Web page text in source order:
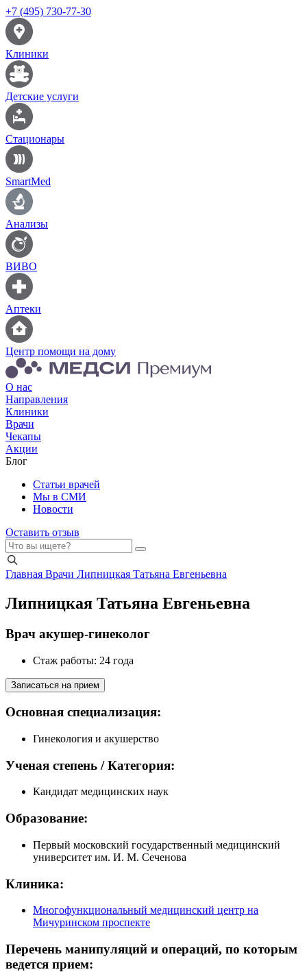
+7 (495) 730-77-30
Клиники
Детские услуги
Стационары
SmartMed
Анализы
ВИВО
Аптеки
Центр помощи на дому
О нас
Направления
Клиники
Врачи
Чекапы
Акции
Блог
Статьи врачей
Мы в СМИ
Новости
Оставить отзыв
Главная Врачи Липницкая Татьяна Евгеньевна
Липницкая Татьяна Евгеньевна
Врач акушер-гинеколог
Стаж работы: 24 года
Записаться на прием
Основная специализация:
Гинекология и акушерство
Ученая степень / Категория:
Кандидат медицинских наук
Образование:
Первый московский государственный медицинский
университет им. И. М. Сеченова
Клиника:
Многофункциональный медицинский центр на
Мичуринском проспекте
Перечень манипуляций и операций, по которым
ведется прием: